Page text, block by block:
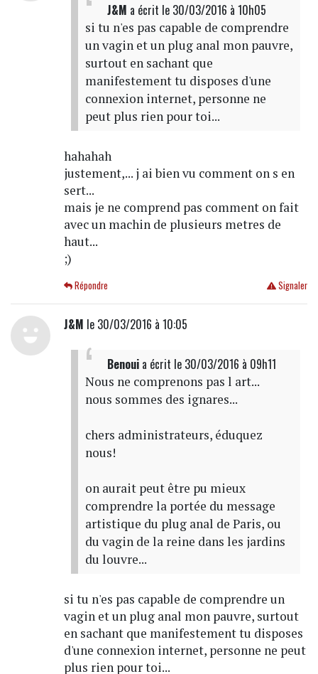
J&M a écrit le 30/03/2016 à 10h05
si tu n'es pas capable de comprendre
un vagin et un plug anal mon pauvre,
surtout en sachant que
manifestement tu disposes d'une
connexion internet, personne ne
peut plus rien pour toi...
hahahah
justement,... j ai bien vu comment on s en
sert...
mais je ne comprend pas comment on fait
avec un machin de plusieurs metres de
haut...
;)
Signaler
Répondre
J&M le 30/03/2016 à 10:05
Benouia écrit le 30/03/2016 à 09h11
Nous ne comprenons pas l art...
nous sommes des ignares...
chers administrateurs, éduquez
nous!
on aurait peut être pu mieux
comprendre la portée du message
artistique du plug anal de Paris, ou
du vagin de la reine dans les jardins
du louvre...
si tu n'es pas capable de comprendre un
vagin et un plug anal mon pauvre, surtout
en sachant que manifestement tu disposes
d'une connexion internet, personne ne peut
plus rien pour toi...